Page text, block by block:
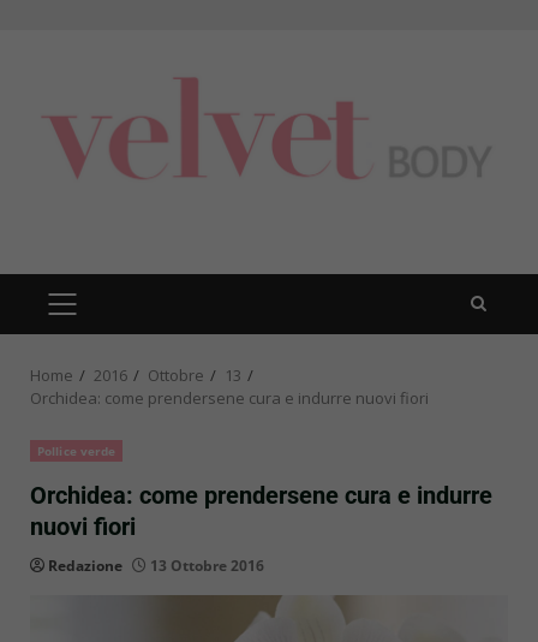
PRIMARY
MENU
Home 2016 Ottobre
13
Orchidea: come prendersene cura e indurre nuovi fiori
Pollice verde
Orchidea: come prendersene cura e indurre
nuovi fiori
Redazione 13 Ottobre 2016